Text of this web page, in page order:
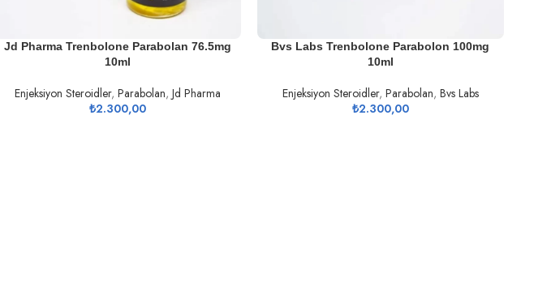
DEVAMINI OKU
Jd Pharma Trenbolone Parabolan 76.5mg
10ml
Enjeksiyon Steroidler, Parabolan, Jd Pharma
₺2.300,00
DEVAMINI OKU
Bvs Labs Trenbolone Parabolon 100mg
10ml
Enjeksiyon Steroidler, Parabolan, Bvs Labs
₺2.300,00